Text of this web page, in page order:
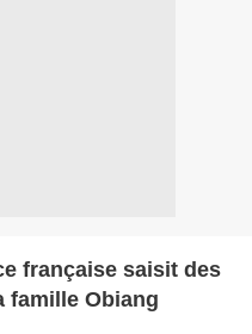
française saisit des
famille Obiang